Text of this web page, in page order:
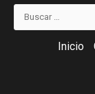
Buscar:
Inicio